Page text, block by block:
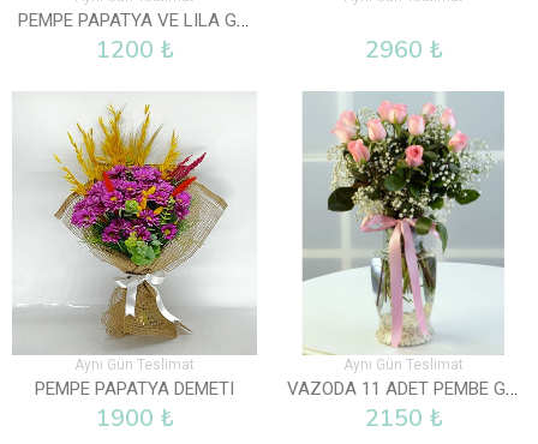
PEMPE PAPATYA VE LILA GÜL VAZOLU
1200 ₺ 2960 ₺
Aynı Gün Teslimat
PEMPE PAPATYA DEMETI
1900 ₺
Aynı Gün Teslimat
VAZODA 11 ADET PEMBE GÜL
2150 ₺